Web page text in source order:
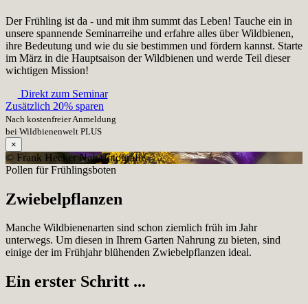
Der Frühling ist da - und mit ihm summt das Leben! Tauche ein in
unsere spannende Seminarreihe und erfahre alles über Wildbienen,
ihre Bedeutung und wie du sie bestimmen und fördern kannst. Starte
im März in die Hauptsaison der Wildbienen und werde Teil dieser
wichtigen Mission!
Direkt zum Seminar
Zusätzlich 20% sparen
Nach kostenfreier Anmeldung
bei Wildbienenwelt PLUS
×
© Frank Hecker Naturfotografie
Pollen für Frühlingsboten
Zwiebelpflanzen
Manche Wildbienenarten sind schon ziemlich früh im Jahr
unterwegs. Um diesen in Ihrem Garten Nahrung zu bieten, sind
einige der im Frühjahr blühenden Zwiebelpflanzen ideal.
Ein erster Schritt ...